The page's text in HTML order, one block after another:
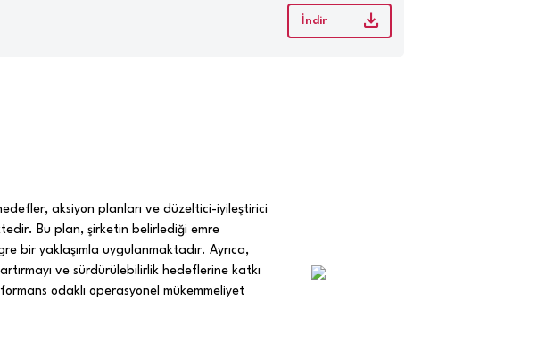
İndir
aksiyon planları ve düzeltici-iyileştirici
Bu plan, şirketin belirlediği emre
bir yaklaşımla uygulanmaktadır. Ayrıca,
ve sürdürülebilirlik hedeflerine katkı
odaklı operasyonel mükemmeliyet